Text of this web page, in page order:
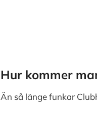
Hur kommer
Än så länge funkar